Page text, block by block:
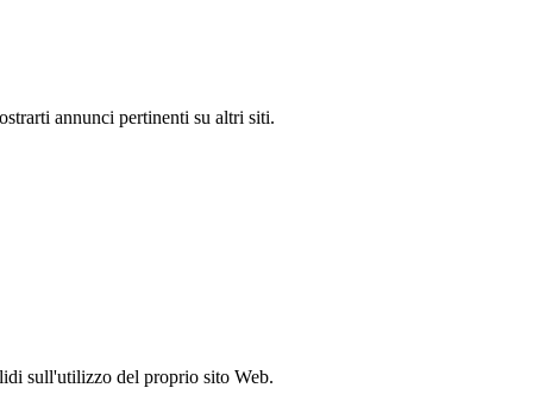
annunci pertinenti su altri siti.
sull'utilizzo del proprio sito Web.